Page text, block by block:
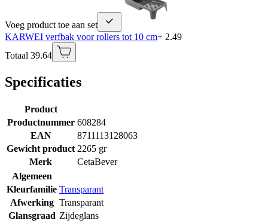
Voeg product toe aan set
KARWEI verfbak voor rollers tot 10 cm+ 2.49
Totaal 39.64
Specificaties
Product
Productnummer 608284
EAN
8711113128063
Gewicht product 2265 gr
Merk
CetaBever
Algemeen
Kleurfamilie Transparant
Afwerking Transparant
Glansgraad Zijdeglans